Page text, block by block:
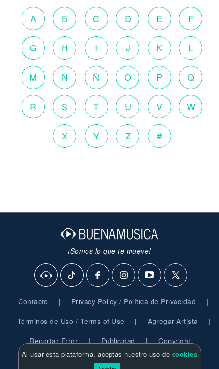
A B C D E F
G H I J K L
M N Ñ O P Q
R S T U V W
X Y Z #
¡Somos lo que te mueve!
Contacto | Privacy Policy / Política de Privacidad |
Términos de Uso / Terms of Use | Agregar Artista |
Reportar Error | Publicidad | Copyright
© 2026 BuenaMusica.com - Derechos Reservados
Al usar esta plataforma, aceptas nuestro uso de cookies